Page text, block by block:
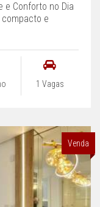
e Conforto no Dia
e
1 Vagas
Venda